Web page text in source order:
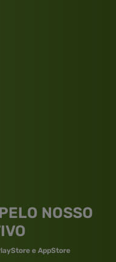
NOSSO
e AppStore